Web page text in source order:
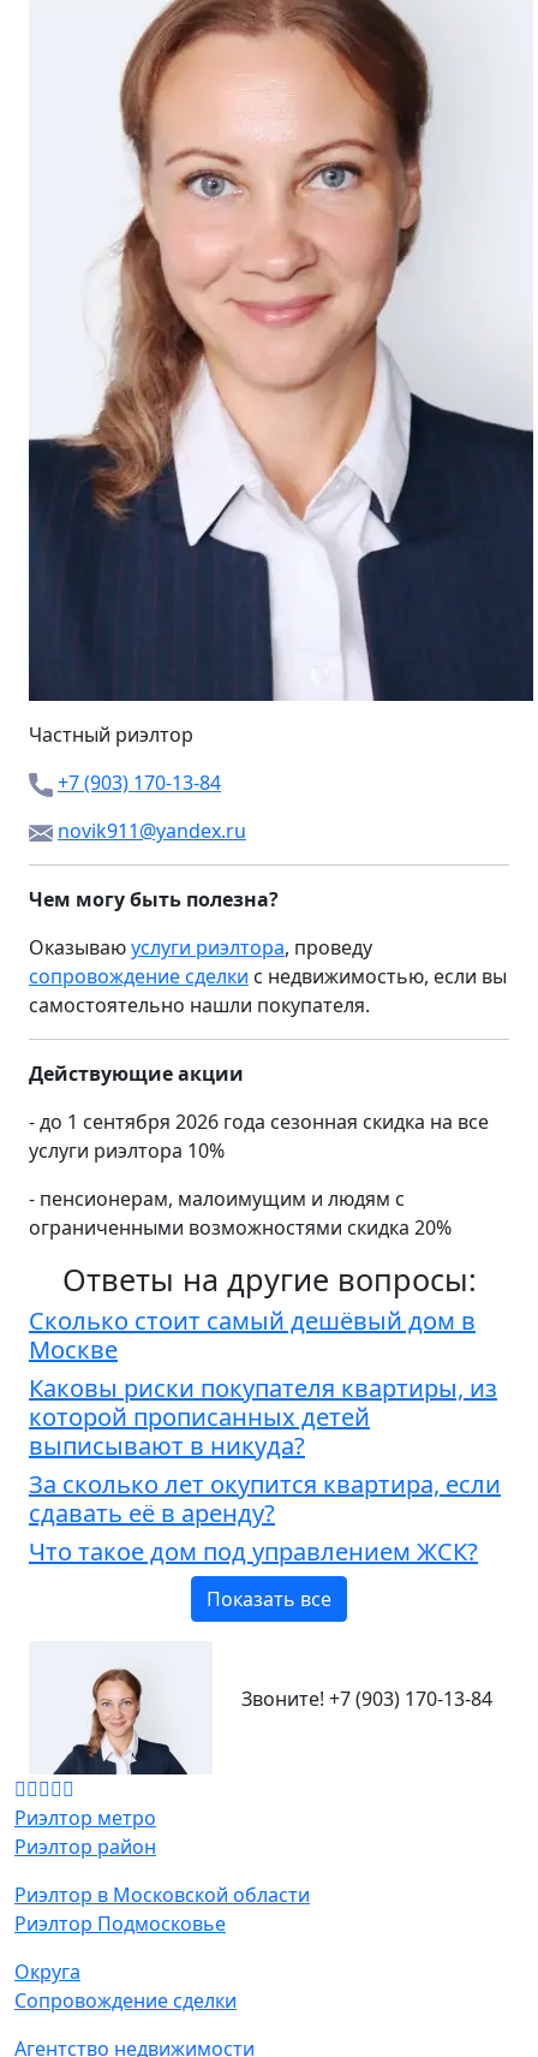
Частный риэлтор
+7 (903) 170-13-84
novik911@yandex.ru
Чем могу быть полезна?
Оказываюуслуги риэлтора, проведу
сопровождение сделки с недвижимостью, если вы
самостоятельно нашли покупателя.
Действующие акции
- до 1 сентября 2026 года сезонная скидка на все
услуги риэлтора 10%
- пенсионерам, малоимущим и людям с
ограниченными возможностями скидка 20%
Ответы на другие вопросы:
Сколько стоит самый дешёвый дом в
Москве
Каковы риски покупателя квартиры, из
которой прописанных детей
выписывают в никуда?
За сколько лет окупится квартира, если
сдавать её в аренду?
Что такое дом под управлением ЖСК?
Показать все
Звоните! +7 (903) 170-13-84
Риэлтор метро
Риэлтор район
Риэлтор в Московской области
Риэлтор Подмосковье
Округа
Сопровождение сделки
Агентство недвижимости